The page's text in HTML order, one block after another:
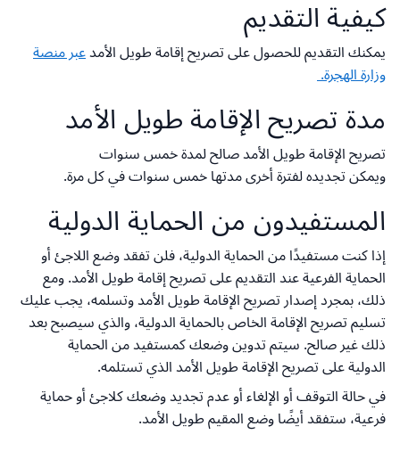
كيفية التقديم
يمكنك التقديم للحصول على تصريح إقامة طويل الأمدعبر منصة
وزارة الهجرة.
مدة تصريح الإقامة طويل الأمد
تصريح الإقامة طويل الأمد صالح لمدة خمس سنوات
ويمكن تجديده لفترة أخرى مدتها خمس سنوات في كل مرة.
المستفيدون من الحماية الدولية
إذا كنت مستفيدًا من الحماية الدولية، فلن تفقد وضع اللاجئ أو
الحماية الفرعية عند التقديم على تصريح إقامة طويل الأمد. ومع
ذلك، بمجرد إصدار تصريح الإقامة طويل الأمد وتسلمه، يجب عليك
تسليم تصريح الإقامة الخاص بالحماية الدولية، والذي سيصبح بعد
ذلك غير صالح. سيتم تدوين وضعك كمستفيد من الحماية
الدولية على تصريح الإقامة طويل الأمد الذي تستلمه.
في حالة التوقف أو الإلغاء أو عدم تجديد وضعك كلاجئ أو حماية
فرعية، ستفقد أيضًا وضع المقيم طويل الأمد.